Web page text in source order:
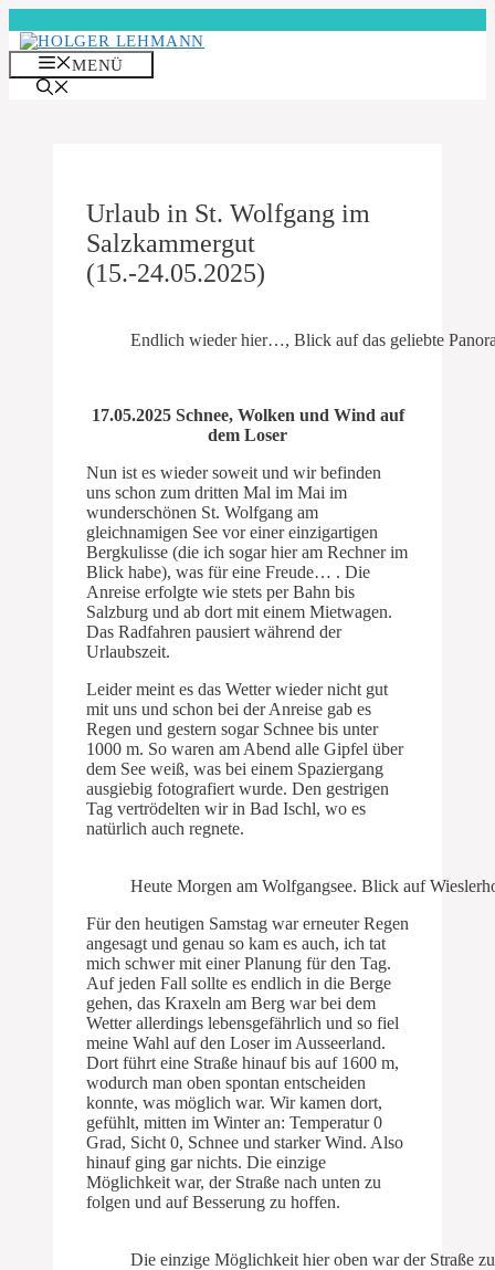
Inhalt
springen MENÜ
Urlaub in St. Wolfgang im
Salzkammergut
(15.-24.05.2025)
Endlich wieder hier…, Blick auf das geliebte
17.05.2025 Schnee, Wolken und Wind auf
dem Loser
Nun ist es wieder soweit und wir befinden
uns schon zum dritten Mal im Mai im
wunderschönen St. Wolfgang am
gleichnamigen See vor einer einzigartigen
Bergkulisse (die ich sogar hier am Rechner im
Blick habe), was für eine Freude… . Die
Anreise erfolgte wie stets per Bahn bis
Salzburg und ab dort mit einem Mietwagen.
Das Radfahren pausiert während der
Urlaubszeit.
Leider meint es das Wetter wieder nicht gut
mit uns und schon bei der Anreise gab es
Regen und gestern sogar Schnee bis unter
1000 m. So waren am Abend alle Gipfel über
dem See weiß, was bei einem Spaziergang
ausgiebig fotografiert wurde. Den gestrigen
Tag vertrödelten wir in Bad Ischl, wo es
natürlich auch regnete.
Heute Morgen am Wolfgangsee. Blick auf
Für den heutigen Samstag war erneuter Regen
angesagt und genau so kam es auch, ich tat
mich schwer mit einer Planung für den Tag.
Auf jeden Fall sollte es endlich in die Berge
gehen, das Kraxeln am Berg war bei dem
Wetter allerdings lebensgefährlich und so fiel
meine Wahl auf den Loser im Ausseerland.
Dort führt eine Straße hinauf bis auf 1600 m,
wodurch man oben spontan entscheiden
konnte, was möglich war. Wir kamen dort,
gefühlt, mitten im Winter an: Temperatur 0
Grad, Sicht 0, Schnee und starker Wind. Also
hinauf ging gar nichts. Die einzige
Möglichkeit war, der Straße nach unten zu
folgen und auf Besserung zu hoffen.
Die einzige Möglichkeit hier oben war der Straße